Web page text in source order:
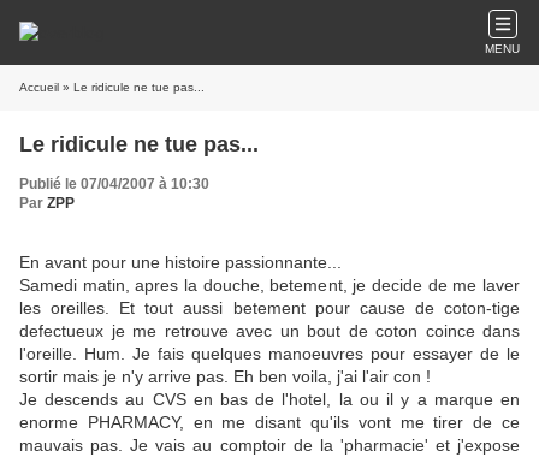
MENU
Accueil » Le ridicule ne tue pas...
Le ridicule ne tue pas...
Publié le 07/04/2007 à 10:30
Par ZPP
En avant pour une histoire passionnante...
Samedi matin, apres la douche, betement, je decide de me laver
les oreilles. Et tout aussi betement pour cause de coton-tige
defectueux je me retrouve avec un bout de coton coince dans
l'oreille. Hum. Je fais quelques manoeuvres pour essayer de le
sortir mais je n'y arrive pas. Eh ben voila, j'ai l'air con !
Je descends au CVS en bas de l'hotel, la ou il y a marque en
enorme PHARMACY, en me disant qu'ils vont me tirer de ce
mauvais pas. Je vais au comptoir de la 'pharmacie' et j'expose